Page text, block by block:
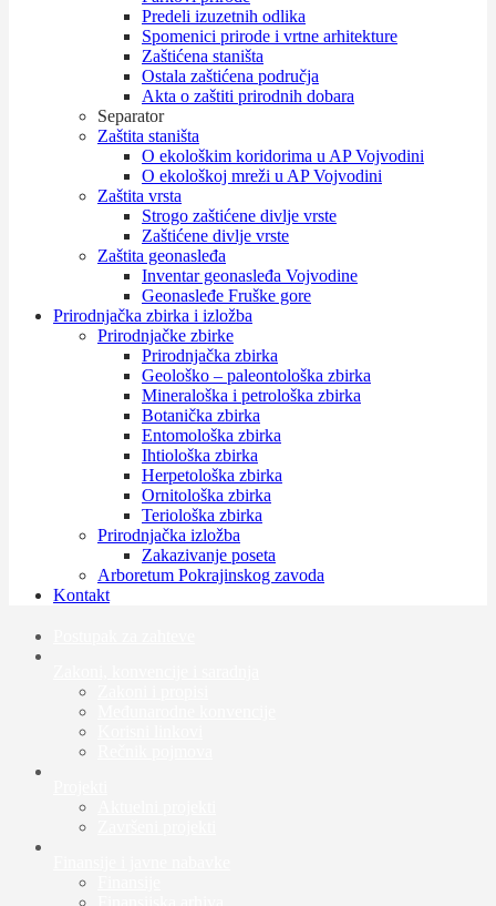
Predeli izuzetnih odlika
Spomenici prirode i vrtne arhitekture
Zaštićena staništa
Ostala zaštićena područja
Akta o zaštiti prirodnih dobara
Separator
Zaštita staništa
O ekološkim koridorima u AP Vojvodini
O ekološkoj mreži u AP Vojvodini
Zaštita vrsta
Strogo zaštićene divlje vrste
Zaštićene divlje vrste
Zaštita geonasleđa
Inventar geonasleđa Vojvodine
Geonasleđe Fruške gore
Prirodnjačka zbirka i izložba
Prirodnjačke zbirke
Prirodnjačka zbirka
Geološko – paleontološka zbirka
Mineraloška i petrološka zbirka
Botanička zbirka
Entomološka zbirka
Ihtiološka zbirka
Herpetološka zbirka
Ornitološka zbirka
Teriološka zbirka
Prirodnjačka izložba
Zakazivanje poseta
Arboretum Pokrajinskog zavoda
Kontakt